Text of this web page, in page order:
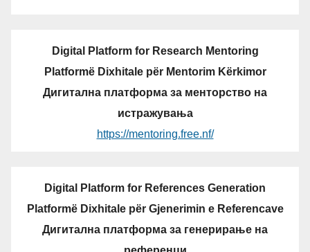
Digital Platform for Research Mentoring
Platformë Dixhitale për Mentorim Kërkimor
Дигитална платформа за менторство на
истражувања
https://mentoring.free.nf/
Digital Platform for References Generation
Platformë Dixhitale për Gjenerimin e Referencave
Дигитална платформа за генерирање на